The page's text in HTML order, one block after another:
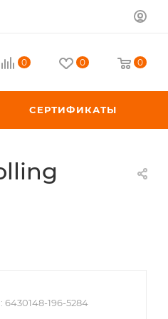
0 0 0
СЕРТИФИКАТЫ
6430148-196-5284